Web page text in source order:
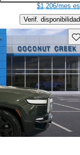
$1,206/mes
Verif. disponibilidad